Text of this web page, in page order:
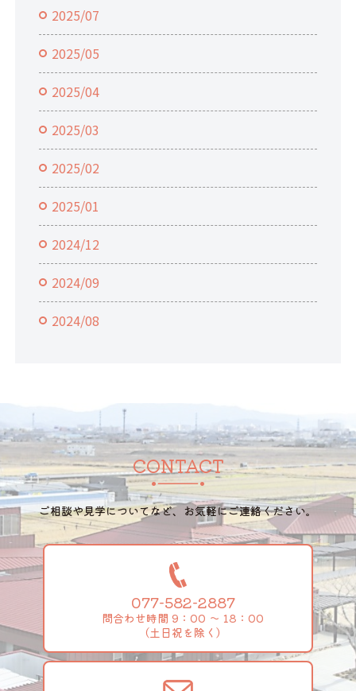
2025/07
2025/05
2025/04
2025/03
2025/02
2025/01
2024/12
2024/09
2024/08
CONTACT
ご相談や見学についてなど、お気軽にご連絡ください。
077-582-2887
問合わせ時間 9：00 ～ 18：00
（土日祝を除く）